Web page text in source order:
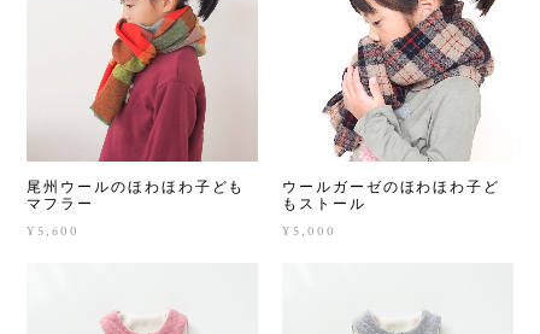
尾州ウールのほわほわ子ども
マフラー
¥5,600
ウールガーゼのほわほわ子ど
もストール
¥5,000